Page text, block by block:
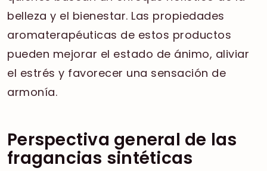
belleza y el bienestar. Las propiedades
aromaterapéuticas de estos productos
pueden mejorar el estado de ánimo, aliviar
el estrés y favorecer una sensación de
armonía.
Perspectiva general de las
fragancias sintéticas